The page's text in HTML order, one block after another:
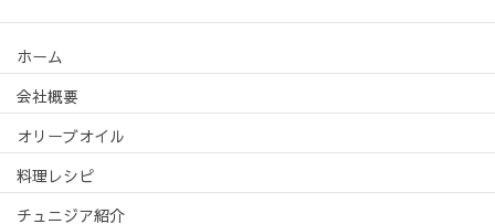
ホーム
会社概要
オリーブオイル
料理レシピ
チュニジア紹介